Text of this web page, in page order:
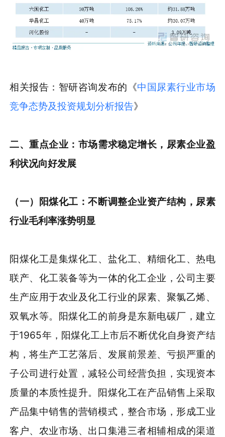
相关报告：智研咨询发布的《中国尿素行业市场
竞争态势及投资规划分析报告》
二、重点企业： 市场需求稳定增长，尿素企业盈
利状况向好发展
（一）阳煤化工：不断调整企业资产结构，尿素
行业毛利率涨势明显
阳煤化工是集煤化工、盐化工、精细化工、热电
联产、化工装备等为一体的化工企业，公司主要
生产应用于农业及化工行业的尿素、聚氯乙烯、
双氧水等。阳煤化工的前身是东新电碳厂，建立
于1965年，阳煤化工上市后不断优化自身资产结
构，将生产工艺落后、发展前景差、亏损严重的
子公司进行处置，减轻公司经营负担，实现资本
质量的本质性提升。阳煤化工在产品销售上采取
产品集中销售的营销模式，整合市场，形成工业
客户、农业市场、出口集港三者相辅相成的渠道